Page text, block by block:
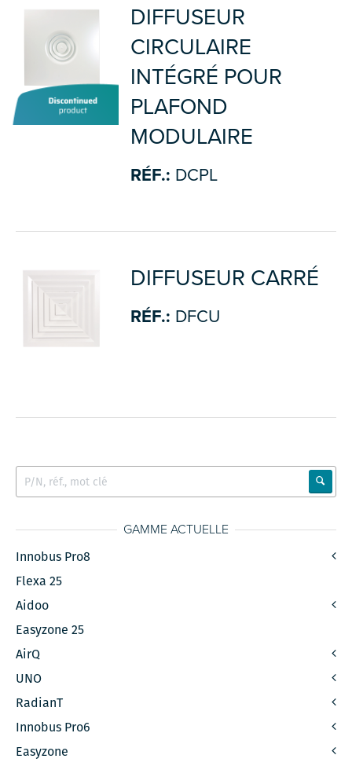
DIFFUSEUR
CIRCULAIRE
INTÉGRÉ POUR
PLAFOND
MODULAIRE
RÉF.: DCPL
DIFFUSEUR CARRÉ
RÉF.: DFCU
GAMME ACTUELLE
Innobus Pro8
Flexa 25
Aidoo
Easyzone 25
AirQ
UNO
RadianT
Innobus Pro6
Easyzone